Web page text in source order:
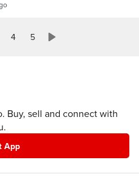
4 5
Buy, sell and connect with
App